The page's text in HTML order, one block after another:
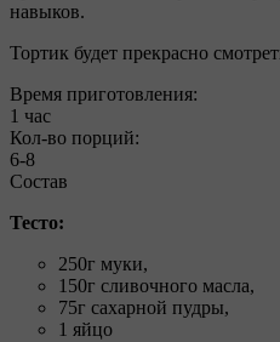
навыков.
Тортик будет прекрасно
Время приготовления:
1 час
Кол-во порций:
6-8
Состав
Тесто:
250г муки,
150г сливочного масла,
75г сахарной пудры,
1 яйцо